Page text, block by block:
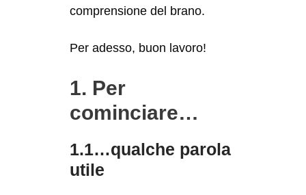
comprensione del brano.
Per adesso, buon lavoro!
1. Per
cominciare…
1.1…qualche parola
utile